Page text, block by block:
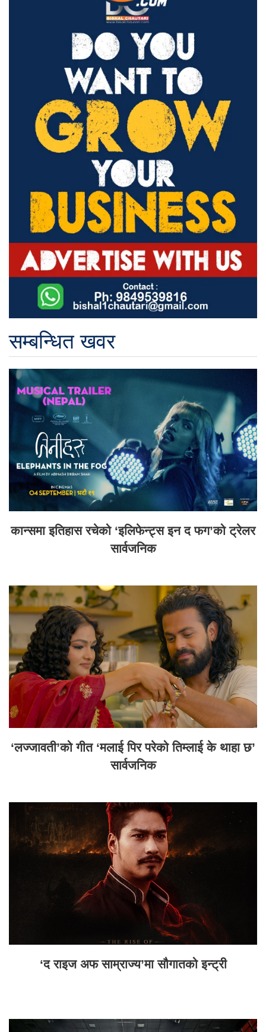
सम्बन्धित खवर
कान्समा इतिहास रचेको ‘इलिफेन्ट्स इन द फग’को ट्रेलर
सार्वजनिक
‘लज्जावती’को गीत ‘मलाई पिर परेको तिम्लाई के थाहा छ’
सार्वजनिक
‘द राइज अफ साम्राज्य’मा सौगातको इन्ट्री